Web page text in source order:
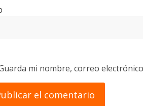
mi nombre, correo